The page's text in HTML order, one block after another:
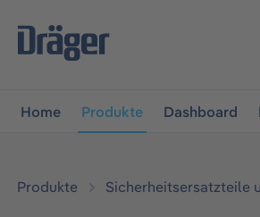
springen
Home Produkte Dashboard
Produkte Sicherheitsersatzteile